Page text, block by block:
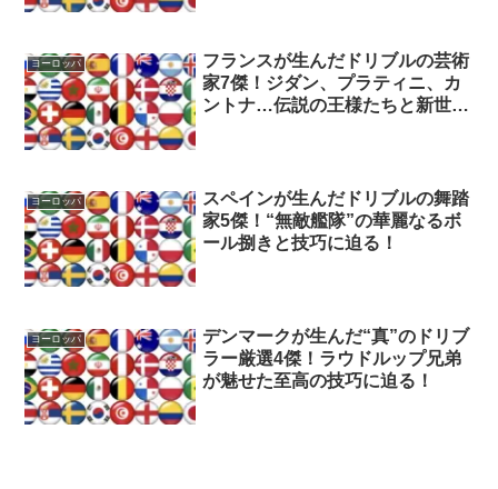
ヨーロッパ
フランスが生んだドリブルの芸術
家7傑！ジダン、プラティニ、カ
ントナ…伝説の王様たちと新世代
ヨーロッパ
スペインが生んだドリブルの舞踏
家5傑！“無敵艦隊”の華麗なるボ
ール捌きと技巧に迫る！
ヨーロッパ
デンマークが生んだ“真”のドリブ
ラー厳選4傑！ラウドルップ兄弟
が魅せた至高の技巧に迫る！